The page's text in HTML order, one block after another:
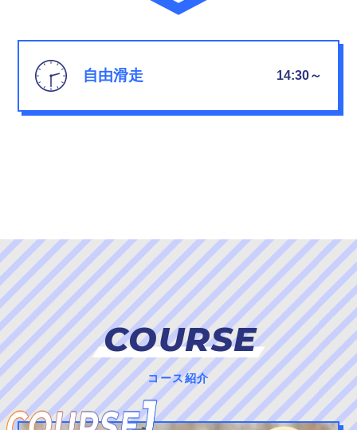
自由滑走 14:30～
COURSE
コース紹介